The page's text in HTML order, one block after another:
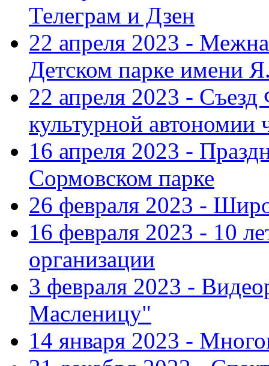
Телеграм и Дзен
22 апреля 2023 -
Детском парке имени
22 апреля 2023 -
культурной автономии
16 апреля 2023 -
Сормовском парке
26 февраля 2023 -
16 февраля 2023 - 10
организации
3 февраля 2023 -
Масленицу"
14 января 2023 -